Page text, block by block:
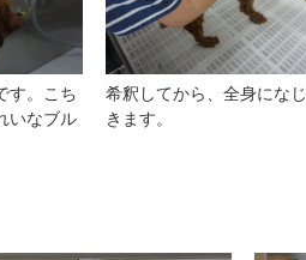
す。こち
いなブル
希釈してから、全身にな
きます。